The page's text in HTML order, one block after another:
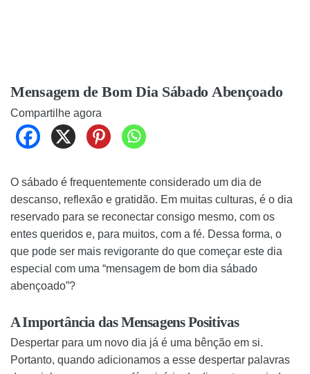
Mensagem de Bom Dia Sábado Abençoado
Compartilhe agora
O sábado é frequentemente considerado um dia de
descanso, reflexão e gratidão. Em muitas culturas, é o dia
reservado para se reconectar consigo mesmo, com os
entes queridos e, para muitos, com a fé. Dessa forma, o
que pode ser mais revigorante do que começar este dia
especial com uma “mensagem de bom dia sábado
abençoado”?
A Importância das Mensagens Positivas
Despertar para um novo dia já é uma bênção em si.
Portanto, quando adicionamos a esse despertar palavras